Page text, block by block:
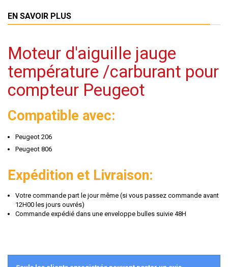
EN SAVOIR PLUS
Moteur d'aiguille jauge
température /carburant pour
compteur Peugeot
Compatible avec:
Peugeot 206
Peugeot 806
Expédition et Livraison:
Votre commande part le jour même (si vous passez commande avant
12H00 les jours ouvrés)
Commande expédié dans une enveloppe bulles suivie 48H